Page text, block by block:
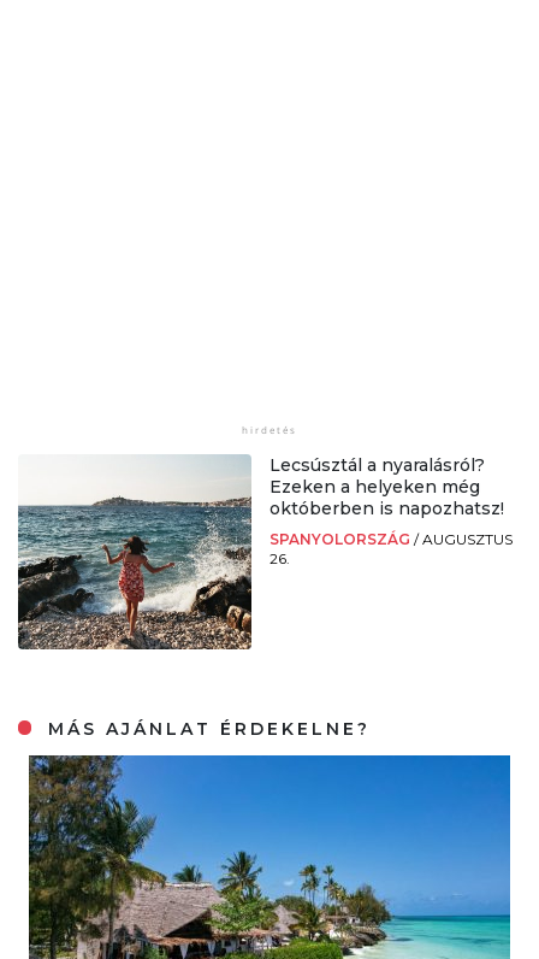
Lecsúsztál a nyaralásról?
Ezeken a helyeken még
októberben is napozhatsz!
SPANYOLORSZÁG /AUGUSZTUS
26.
MÁS AJÁNLAT ÉRDEKELNE?